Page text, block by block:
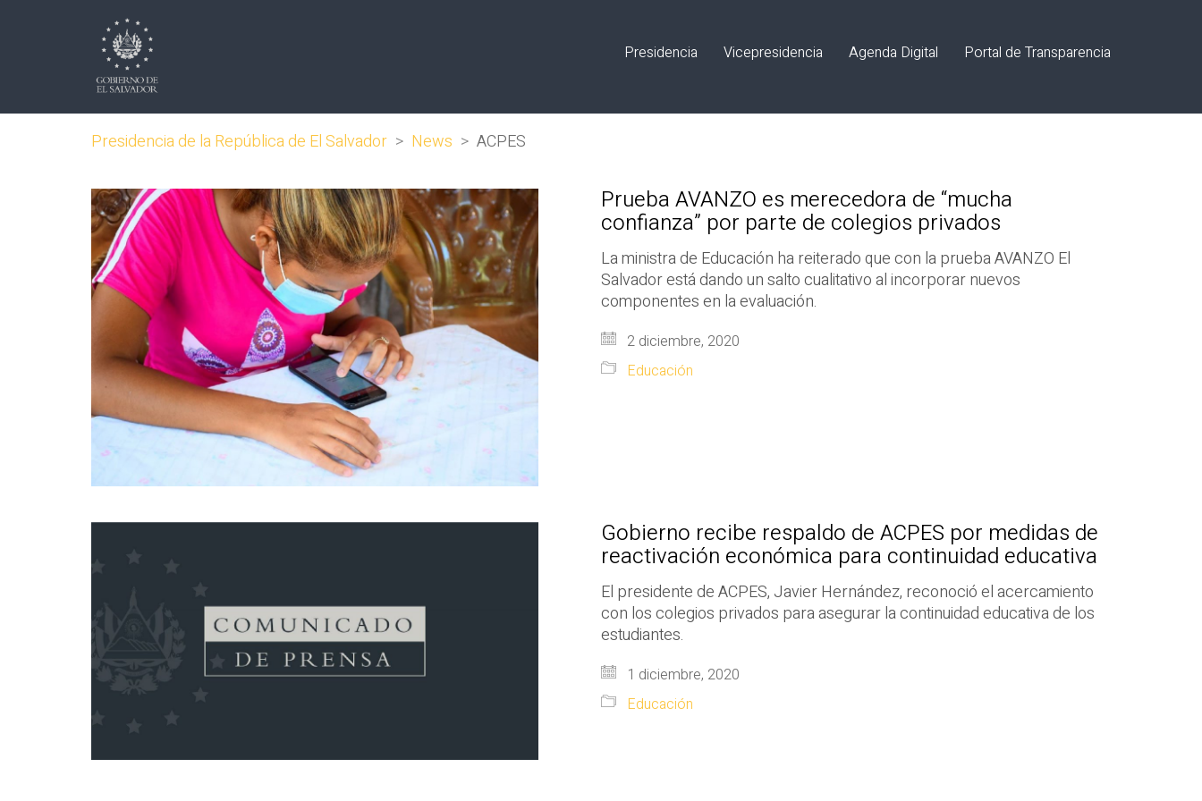
Presidencia Vicepresidencia Agenda Digital Portal de Transparencia
Presidencia de la República de El Salvador > News > ACPES
Prueba AVANZO es merecedora de “mucha
confianza” por parte de colegios privados
La ministra de Educación ha reiterado que con la prueba AVANZO El
Salvador está dando un salto cualitativo al incorporar nuevos
componentes en la evaluación.
2 diciembre, 2020
Educación
Gobierno recibe respaldo de ACPES por medidas de
reactivación económica para continuidad educativa
El presidente de ACPES, Javier Hernández, reconoció el acercamiento
con los colegios privados para asegurar la continuidad educativa de los
estudiantes.
1 diciembre, 2020
Educación